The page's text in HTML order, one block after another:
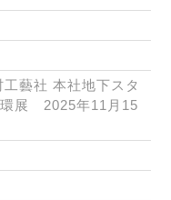
藝社 本社地下スタ
環展 2025年11月15